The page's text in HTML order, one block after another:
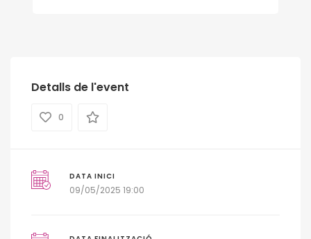
Detalls de l'event
0
DATA INICI
09/05/2025 19:00